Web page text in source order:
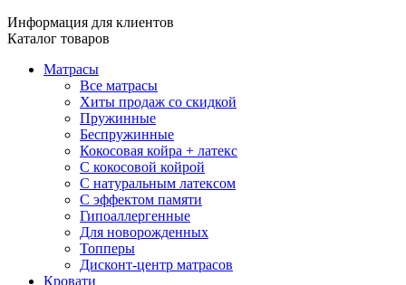
Информация для клиентов
Каталог товаров
Матрасы
Все матрасы
Хиты продаж со скидкой
Пружинные
Беспружинные
Кокосовая койра + латекс
С кокосовой койрой
С натуральным латексом
С эффектом памяти
Гипоаллергенные
Для новорожденных
Топперы
Дисконт-центр матрасов
Кровати